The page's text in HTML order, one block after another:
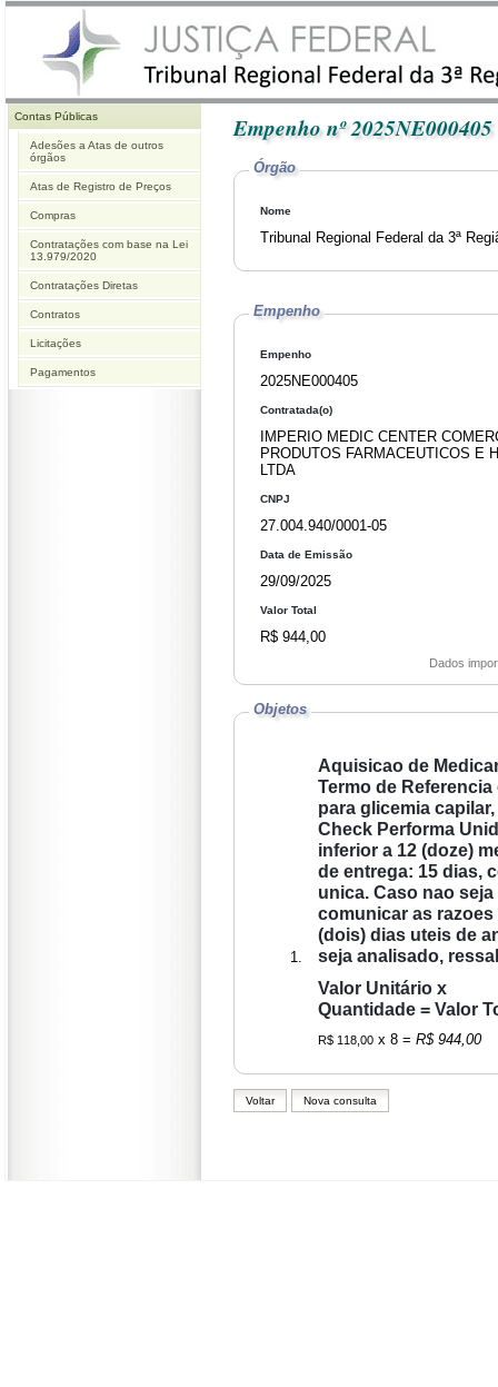
Contas Públicas
Adesões a Atas de outros
órgãos
Atas de Registro de Preços
Compras
Contratações com base na Lei
13.979/2020
Contratações Diretas
Contratos
Licitações
Pagamentos
Empenho nº 2025NE000405
Órgão
Nome
Tribunal Regional Federal da 3ª
Empenho
Empenho
2025NE000405
Contratada(o)
IMPERIO MEDIC CENTER
PRODUTOS FARMACEUTICOS E
LTDA
CNPJ
27.004.940/0001-05
Data de Emissão
29/09/2025
Valor Total
R$ 944,00
Dados
Objetos
Aquisicao de
Termo de
para glicemia
Check Performa Unidade: frasco
inferior a 12 (doze)
de entrega: 15 dias,
unica. Caso nao seja possivel a entrega na data assinalada, a empresa devera
comunicar as
(dois) dias uteis de
seja analisado,
Valor Unitário x
Quantidade = Valor
R$ 118,00x 8 = R$ 944,00
Voltar Nova consulta